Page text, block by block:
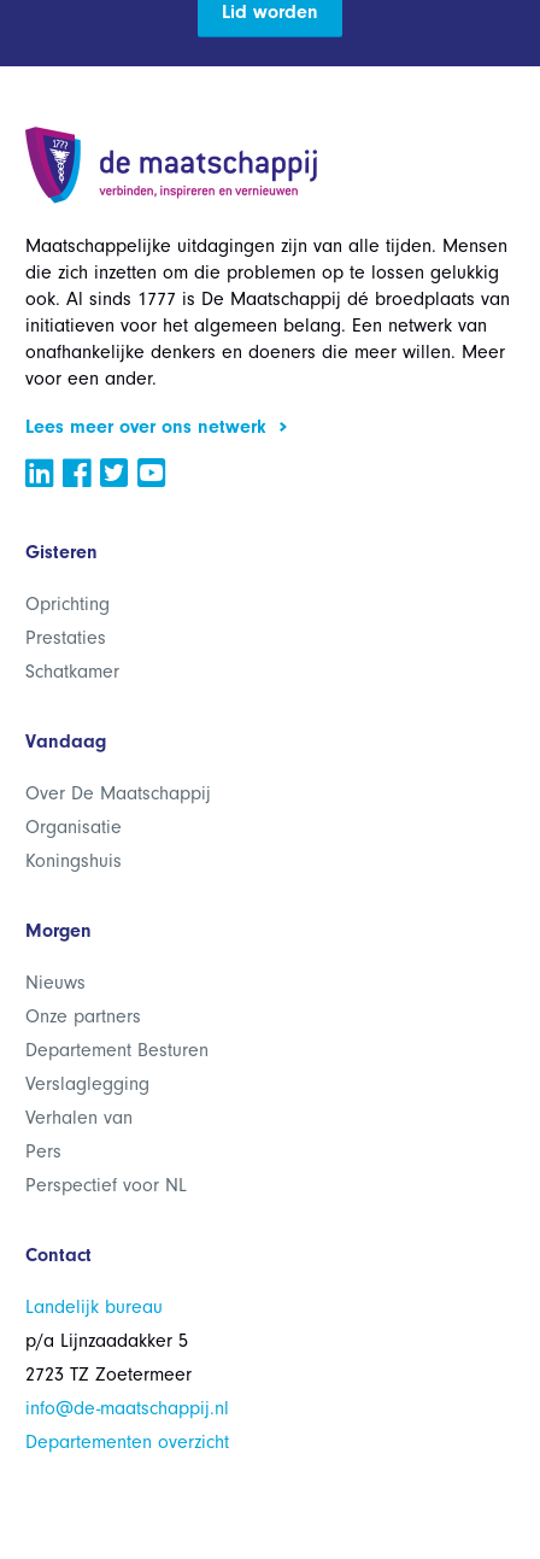
Lid worden
Maatschappelijke uitdagingen zijn van alle tijden. Mensen
die zich inzetten om die problemen op te lossen gelukkig
ook. Al sinds 1777 is De Maatschappij dé broedplaats van
initiatieven voor het algemeen belang. Een netwerk van
onafhankelijke denkers en doeners die meer willen. Meer
voor een ander.
Lees meer over ons netwerk
Gisteren
Oprichting
Prestaties
Schatkamer
Vandaag
Over De Maatschappij
Organisatie
Koningshuis
Morgen
Nieuws
Onze partners
Departement Besturen
Verslaglegging
Verhalen van
Pers
Perspectief voor NL
Contact
Landelijk bureau
p/a Lijnzaadakker 5
2723 TZ Zoetermeer
info@de-maatschappij.nl
Departementen overzicht